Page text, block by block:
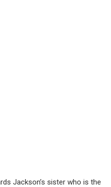
Jackson’s sister who is the